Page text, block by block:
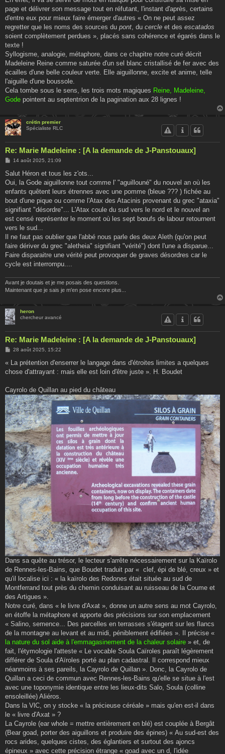
page et délivrer son message tout en réfutant, l'instant d'après, certains
d'entre eux pour mieux faire émerger d'autres « On ne peut assez
regretter que les noms des sources du pont, du cercle et des escatados
soient complètement perdues », placés sans cohérence et égarés dans le
texte !
Syllogisme, analogie, métaphore, dans ce chapitre notre curé décrit
Madeleine Reine comme saturée d'un sel blanc cristallisé de fer avec des
écailles d'une belle couleur verte. Elle aiguillonne, excite et anime, telle
l'aiguille d'une boussole.
Cela tombe sous le sens, les trois mots magiques Reine, Madeleine,
Gode pointent au septentrion de la pagination aux 28 lignes !
crétin premier
Spécialiste RLC
Re: Marie Madeleine : [A la demande de J-Panstouaux]
M
s
a
g
14 août 2025, 21:09
Salut Héron et tous les z'ots...
Oui, la Gode aiguillonne tout comme l' "aguillouné" du nouvel an où les
enfants quêtent leurs étrennes avec une pomme (bleue ??? ) fichée au
bout d'une pique ou comme l'Atax des Atacinis provenant du grec "ataxia"
signifiant "désordre"... L'Atax coule du sud vers le nord et le nouvel an
est censé représenter le moment où les sept bœufs de labour retournent
vers le sud...
Il ne faut pas oublier que l'abbé nous parle des deux Aleth (qu'on peut
faire dériver du grec "aletheia" signifiant "vérité") dont l'une a disparue...
Faire disparaitre une vérité peut provoquer de graves désordres car le
cycle est interrompu....
Avant je doutais et je me posais des questions.
Maintenant que je sais je m'en pose encore plus...
heron
chercheur avancé
Re: Marie Madeleine : [A la demande de J-Panstouaux]
M
s
a
28 août 2025, 15:22
« La prétention d'enserrer le langage dans d'étroites limites a quelques
chose d'attrayant : mais elle est loin d'être juste ». H. Boudet
Cayrolo de Quillan au pied du château
Dans sa quête au trésor, le lecteur s'arrête nécessairement sur la Kaïrolo
de Rennes-les-Bains, que Boudet traduit par « clef, épi de blé, creux » et
qu'il localise ici : « la kaïrolo des Redones était située au sud de
Montferrand tout près du chemin conduisant au ruisseau de la Coume et
des Artigues ».
Notre curé, dans « le livre d'Axat », donne un autre sens au mot Cayrolo,
en étoffe la métaphore et apporte des précisions sur son emplacement
« Salino, semence... Des parcelles en terrasses s'étagent sur les flancs
de la montagne au levant et au midi, péniblement édifiées ». Il précise «
la nature du sol aide à l'emmagasinement de la chaleur solaire » et, de
fait, l'étymologie l'atteste « Le vocable Soula Caïroles paraît légèrement
différer de Soula d'Aïroles porté au plan cadastral. Il correspond mieux
néanmoins à ses pareils, la Cayrolo de Quillan ». Donc, la Cayrolo de
Quillan a ceci de commun avec Rennes-les-Bains qu'elle se situe à l'est
avec une toponymie identique entre les lieux-dits Salo, Soula (colline
ensoleillée) Aliéros.
Dans la VlC, on y stocke « la précieuse céréale » mais qu'en est-il dans
le « livre d'Axat » ?
La Cayrole (ear whole = mettre entièrement en blé) est couplée à Bergât
(Bear goad, porter des aiguillons et produire des épines) « Au sud-est des
rocs arides, quelques cistes, des églantiers et surtout des ajoncs
épineux » avec cette précision étrange « goad avec un d, l'idée